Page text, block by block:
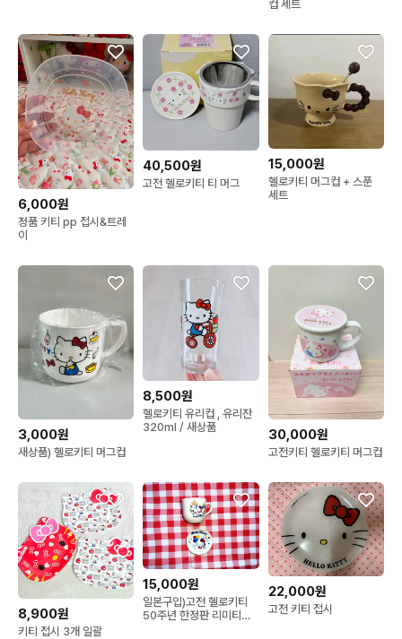
컵 세트
6,000원
정품 키티 pp 접시&트레
이
40,500원
고전 헬로키티 티 머그
15,000원
헬로키티 머그컵 + 스푼
세트
3,000원
새상품) 헬로키티 머그컵
8,500원
헬로키티 유리컵 , 유리잔
320ml / 새상품
30,000원
고전키티 헬로키티 머그컵
8,900원
키티 접시 3개 일괄
15,000원
일본구입)고전 헬로키티
50주년 한정판 리미티드
22,000원
고전 키티 접시